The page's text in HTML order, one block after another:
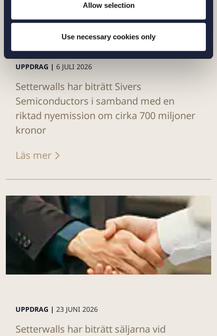
Allow selection
Use necessary cookies only
UPPDRAG | 6 JULI 2026
Setterwalls har biträtt Sivers
Semiconductors i samband med en
riktad nyemission om cirka 700 miljoner
kronor
Läs mer
UPPDRAG | 23 JUNI 2026
Setterwalls har biträtt säljarna vid